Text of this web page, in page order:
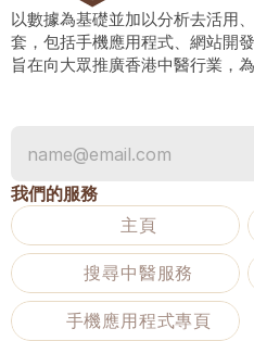
以數據為基礎並加以分析去活用
套，包括手機應用程式、網站開
旨在向大眾推廣香港中醫行業，
我們的服務
主頁
搜尋中醫服務
手機應用程式專頁